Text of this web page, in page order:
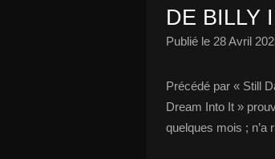
DE BILLY
Publié le 28 Avril
Précédé par « Still
Dream Into It »
quelques mois ; n’a